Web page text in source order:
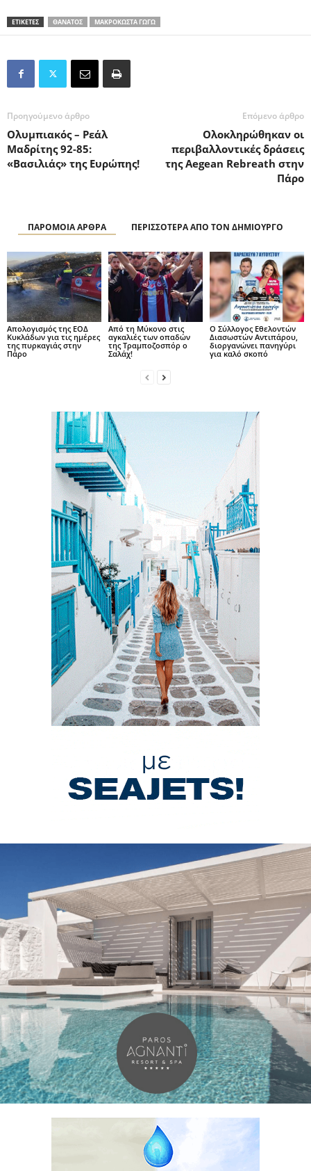
ΕΤΙΚΕΤΕΣ ΘΑΝΑΤΟΣ ΜΑΚΡΟΚΩΣΤΑ ΓΩΓΩ
Προηγούμενο άρθρο
Ολυμπιακός – Ρεάλ
Μαδρίτης 92-85:
«Βασιλιάς» της Ευρώπης!
Επόμενο άρθρο
Ολοκληρώθηκαν οι
περιβαλλοντικές δράσεις
της Aegean Rebreath στην
Πάρο
ΠΑΡΟΜΟΙΑ ΑΡΘΡΑ ΠΕΡΙΣΣΟΤΕΡΑ ΑΠΟ ΤΟΝ ΔΗΜΙΟΥΡΓΟ
Απολογισμός της ΕΟΔ
Κυκλάδων για τις ημέρες
της πυρκαγιάς στην
Πάρο
Από τη Μύκονο στις
αγκαλιές των οπαδών
της Τραμποζοσπόρ ο
Σαλάχ!
O Σύλλογος Εθελοντών
Διασωστών Αντιπάρου,
διοργανώνει πανηγύρι
για καλό σκοπό